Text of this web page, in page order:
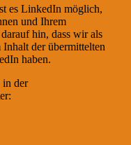
es LinkedIn möglich,
und Ihrem
hin, dass wir als
der übermittelten
haben.
in der